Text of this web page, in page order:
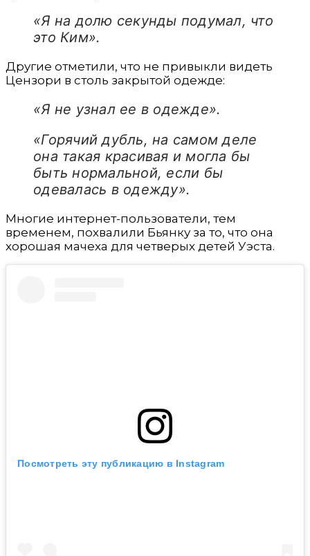
«Я на долю секунды подумал, что
это Ким».
Другие отметили, что не привыкли видеть
Цензори в столь закрытой одежде:
«Я не узнал ее в одежде».
«Горячий дубль, на самом деле
она такая красивая и могла бы
быть нормальной, если бы
одевалась в одежду».
Многие интернет-пользователи, тем
временем, похвалили Бьянку за то, что она
хорошая мачеха для четверых детей Уэста.
Посмотреть эту публикацию в Instagram